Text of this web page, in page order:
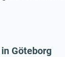
Göteborg